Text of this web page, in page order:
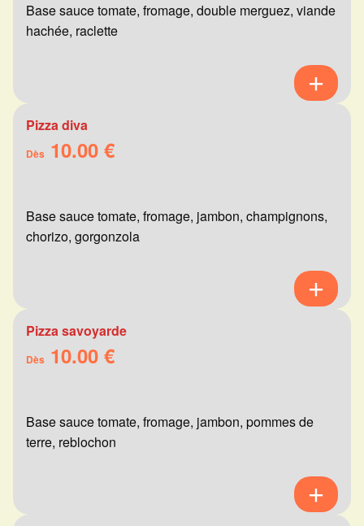
Base sauce tomate, fromage, double merguez, viande
hachée, raclette
Pizza diva
Dès 10.00 €
Base sauce tomate, fromage, jambon, champignons,
chorizo, gorgonzola
Pizza savoyarde
Dès 10.00 €
Base sauce tomate, fromage, jambon, pommes de
terre, reblochon